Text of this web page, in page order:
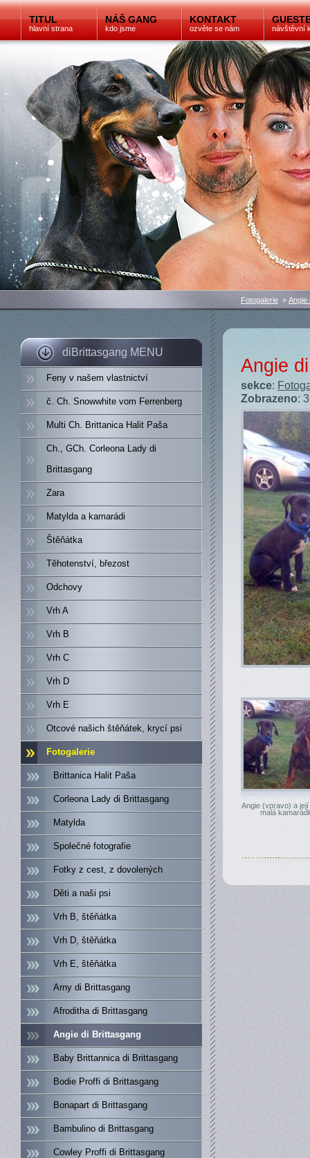
TITUL
hlavní strana
NÁŠ GANG
kdo jsme
KONTAKT
ozvěte se nám návštěvní
diBrittasgang MENU
Feny v našem vlastnictví
č. Ch. Snowwhite vom Ferrenberg
Multi Ch. Brittanica Halit Paša
Ch., GCh. Corleona Lady di
Brittasgang
Zara
Matylda a kamarádi
Štěňátka
Těhotenství, březost
Odchovy
Vrh A
Vrh B
Vrh C
Vrh D
Vrh E
Otcové našich štěňátek, krycí psi
Fotogalerie
Brittanica Halit Paša
Corleona Lady di Brittasgang
Matylda
Společné fotografie
Fotky z cest, z dovolených
Děti a naši psi
Vrh B, štěňátka
Vrh D, štěňátka
Vrh E, štěňátka
Arny di Brittasgang
Afroditha di Brittasgang
Angie di Brittasgang
Baby Brittannica di Brittasgang
Bodie Proffi di Brittasgang
Bonapart di Brittasgang
Bambulino di Brittasgang
Cowley Proffi di Brittasgang
Fotogalerie » Angie
Angie
sekce:
Zobrazeno:
Angie (vpravo) a
malá